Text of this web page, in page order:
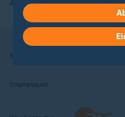
Nutzungsbedingungen
Impressum
Hier findest du das
Weitere